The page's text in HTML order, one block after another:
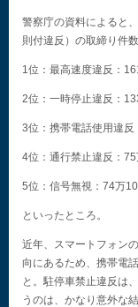
警察庁の資料によると
則付違反）の取締り件
1位：最高速度違反：
2位：一時停止違反：
3位：携帯電話使用違
4位：通行禁止違反：
5位：信号無視：74万
といったところ。
近年、スマートフォン
向にあるため、携帯電
と。駐停車禁止違反は
うのは、かなり意外な